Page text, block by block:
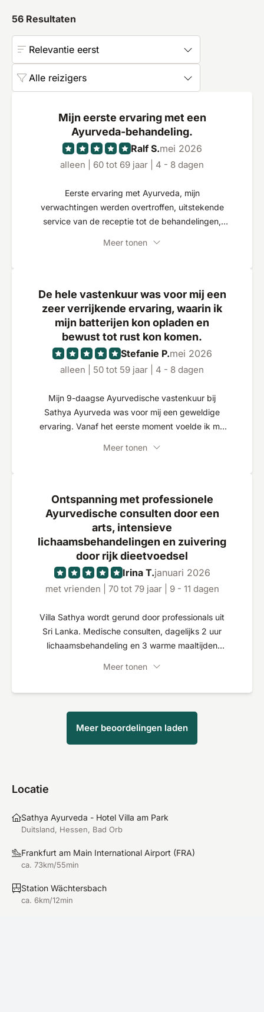
56 Resultaten
Relevantie eerst
Alle reizigers
Mijn eerste ervaring met een
Ayurveda-behandeling.
Ralf S.mei 2026
alleen | 60 tot 69 jaar | 4 - 8 dagen
Eerste ervaring met Ayurveda, mijn
verwachtingen werden overtroffen, uitstekende
service van de receptie tot de behandelingen,
Meer tonen
De hele vastenkuur was voor mij een
zeer verrijkende ervaring, waarin ik
mijn batterijen kon opladen en
bewust tot rust kon komen.
Stefanie P.mei 2026
alleen | 50 tot 59 jaar | 4 - 8 dagen
Mijn 9-daagse Ayurvedische vastenkuur bij
Sathya Ayurveda was voor mij een geweldige
ervaring. Vanaf het eerste moment voelde ik me
droom. Alle therapeuten waren zeer attent en
vroegen bijvoorbeeld altijd zorgvuldig of de druk
comfortabel was. De Ayurvedische consulten
waren ook zeer professioneel, gevoelig en
individueel op mij afgestemd. Ik had altijd het
gevoel dat ik serieus werd genomen en
vakkundig werd ondersteund. De sfeer ter
plaatse is kalm en rustgevend - precies de juiste
doen en bewust tijd te nemen voor je lichaam en
geest. Ik ben erg dankbaar voor deze bijzondere
ervaring en zal zeker terugkomen. Hartelijk dank
aan het hele team voor deze prachtige en
Meer tonen
Ontspanning met professionele
Ayurvedische consulten door een
arts, intensieve
lichaamsbehandelingen en zuivering
door rijk dieetvoedsel
Irina T.januari 2026
met vrienden | 70 tot 79 jaar | 9 - 11 dagen
Villa Sathya wordt gerund door professionals uit
Sri Lanka. Medische consulten, dagelijks 2 uur
lichaamsbehandeling en 3 warme maaltijden
streng en consequent. Kamers en faciliteiten
slechts 4 sterren, omdat er weinig tot geen
vrijetijdsactiviteiten zijn. Ondanks het
Meer tonen
Meer beoordelingen laden
Locatie
Sathya Ayurveda - Hotel Villa am Park
Duitsland, Hessen, Bad Orb
Frankfurt am Main International Airport (FRA)
ca. 73km/55min
Station Wächtersbach
ca. 6km/12min